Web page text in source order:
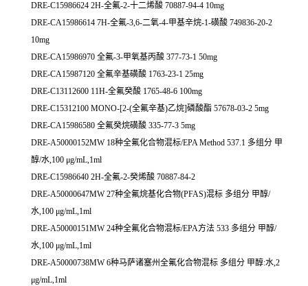
DRE-C15986624 2H-全氟-2-十二烯酸 70887-94-4 10mg
DRE-CA15986614 7H-全氟-3,6-二氧-4-甲基辛烷-1-磺酸 749836-20-2
10mg
DRE-CA15986970 全氟-3-甲氧基丙酸 377-73-1 50mg
DRE-CA15987120 全氟辛基磺酸 1763-23-1 25mg
DRE-C13112600 11H-全氟癸酸 1765-48-6 100mg
DRE-C15312100 MONO-[2-(全氟辛基)乙烷]磷酸酯 57678-03-2 5mg
DRE-CA15986580 全氟癸烷磺酸 335-77-3 5mg
DRE-A50000152MW 18种全氟化合物混标/EPA Method 537.1 多组分 甲
醇/水,100 μg/mL,1ml
DRE-C15986640 2H-全氟-2-癸烯酸 70887-84-2
DRE-A50000647MW 27种全氟烷基化合物(PFAS)混标 多组分 甲醇/
水,100 μg/mL,1ml
DRE-A50000151MW 24种全氟化合物混标/EPA方法 533 多组分 甲醇/
水,100 μg/mL,1ml
DRE-A50000738MW 6种马萨诸塞州全氟化合物混标 多组分 甲醇:水,2
μg/mL,1ml